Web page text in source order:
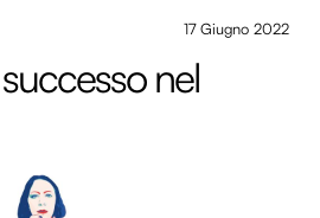
17 Giugno 2022
nel